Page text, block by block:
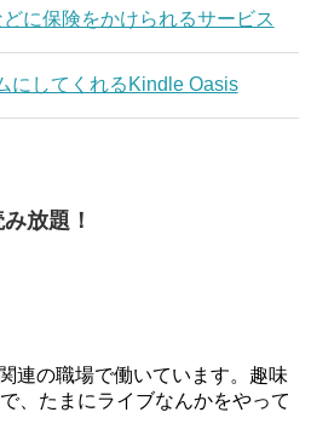
に保険をかけられるサービス
にしてくれるKindle Oasis
放題！
連の職場で働いています。趣味
、たまにライブなんかをやって